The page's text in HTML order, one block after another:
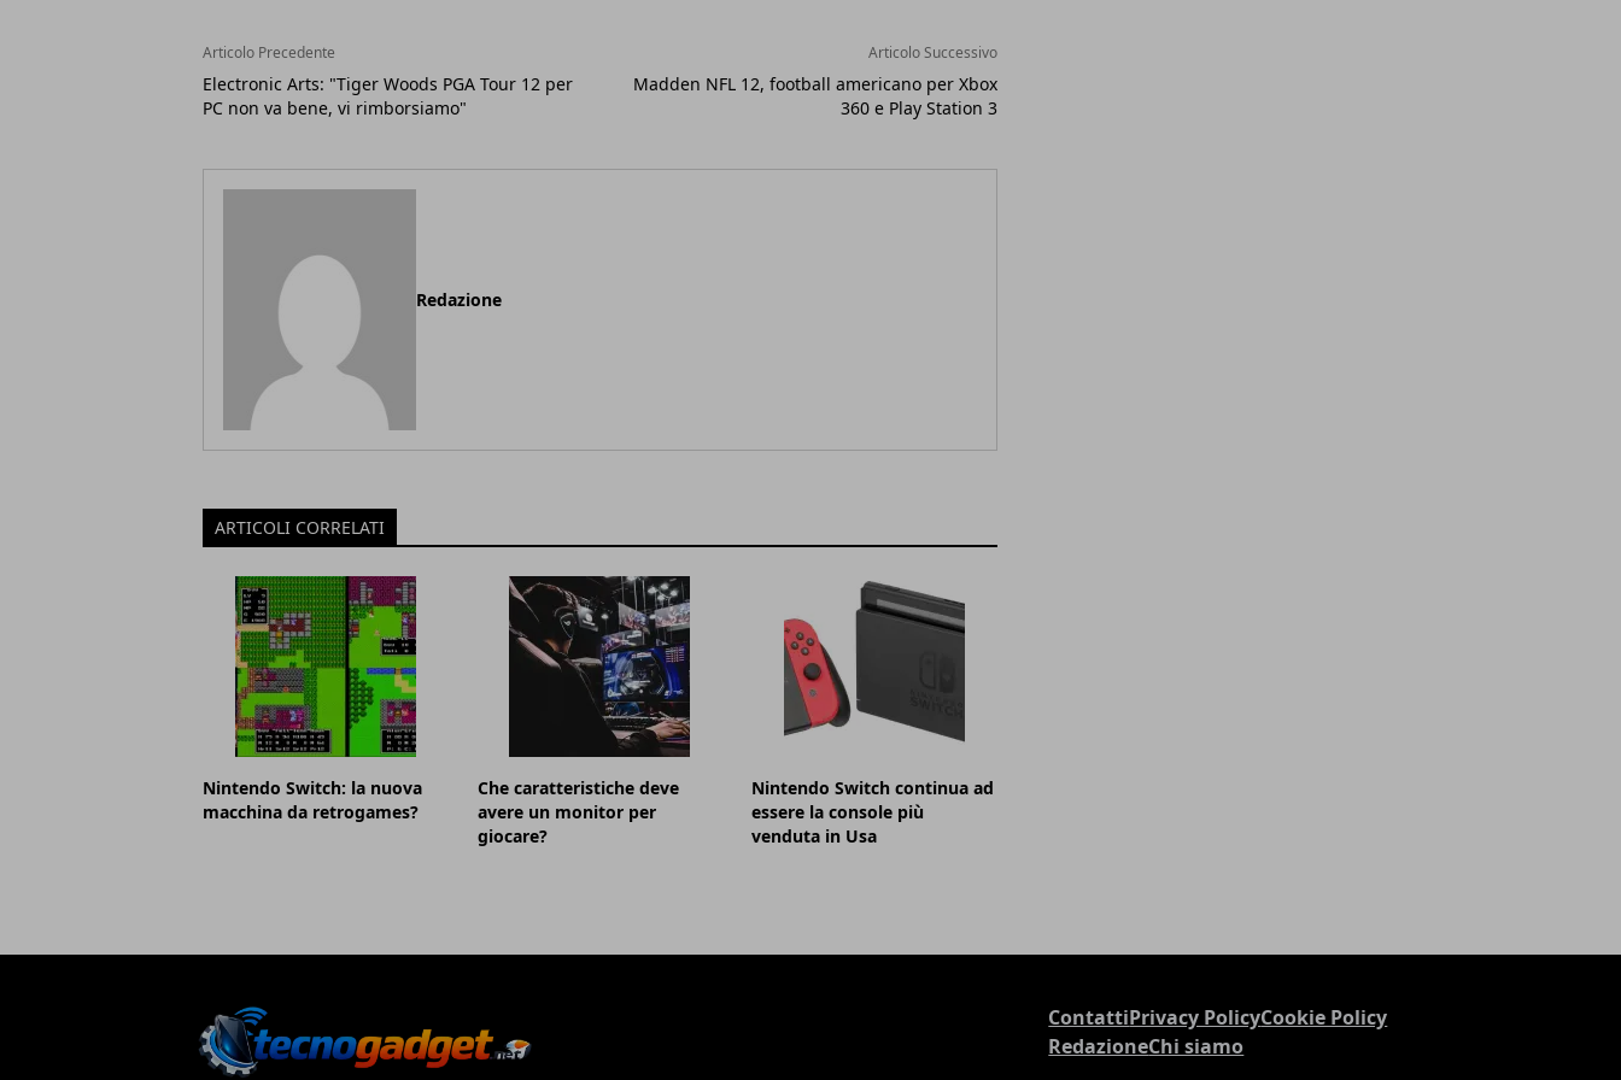
Articolo Precedente
Electronic Arts: "Tiger Woods PGA Tour 12 per
PC non va bene, vi rimborsiamo"
Articolo Successivo
Madden NFL 12, football americano per Xbox
360 e Play Station 3
Redazione
ARTICOLI CORRELATI
Nintendo Switch: la nuova
macchina da retrogames?
Che caratteristiche deve
avere un monitor per
giocare?
Nintendo Switch continua ad
essere la console più
venduta in Usa
ContattiPrivacy PolicyCookie Policy
RedazioneChi siamo